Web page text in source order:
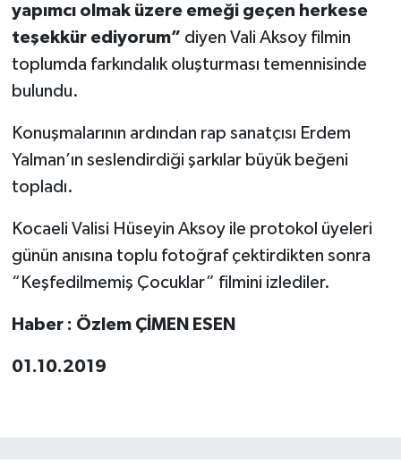
yapımcı olmak üzere emeği geçen herkese
teşekkür ediyorum” diyen Vali Aksoy filmin
toplumda farkındalık oluşturması temennisinde
bulundu.
Konuşmalarının ardından rap sanatçısı Erdem
Yalman’ın seslendirdiği şarkılar büyük beğeni
topladı.
Kocaeli Valisi Hüseyin Aksoy ile protokol üyeleri
günün anısına toplu fotoğraf çektirdikten sonra
“Keşfedilmemiş Çocuklar” filmini izlediler.
Haber : Özlem ÇİMEN ESEN
01.10.2019